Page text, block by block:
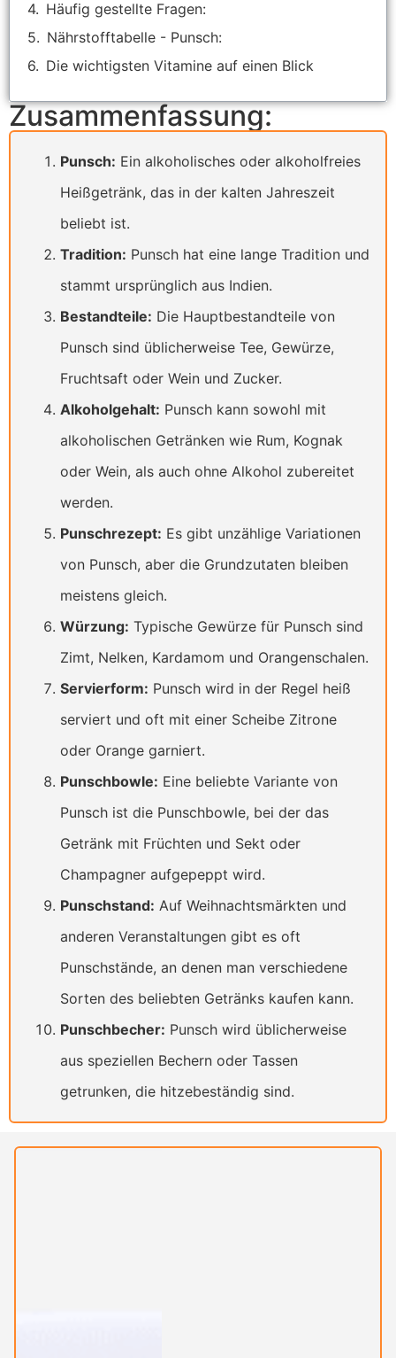
Häufig gestellte Fragen:
Nährstofftabelle - Punsch:
Die wichtigsten Vitamine auf einen Blick
Zusammenfassung:
Punsch: Ein alkoholisches oder alkoholfreies
Heißgetränk, das in der kalten Jahreszeit
beliebt ist.
Tradition: Punsch hat eine lange Tradition und
stammt ursprünglich aus Indien.
Bestandteile: Die Hauptbestandteile von
Punsch sind üblicherweise Tee, Gewürze,
Fruchtsaft oder Wein und Zucker.
Alkoholgehalt: Punsch kann sowohl mit
alkoholischen Getränken wie Rum, Kognak
oder Wein, als auch ohne Alkohol zubereitet
werden.
Punschrezept: Es gibt unzählige Variationen
von Punsch, aber die Grundzutaten bleiben
meistens gleich.
Würzung: Typische Gewürze für Punsch sind
Zimt, Nelken, Kardamom und Orangenschalen.
Servierform: Punsch wird in der Regel heiß
serviert und oft mit einer Scheibe Zitrone
oder Orange garniert.
Punschbowle: Eine beliebte Variante von
Punsch ist die Punschbowle, bei der das
Getränk mit Früchten und Sekt oder
Champagner aufgepeppt wird.
Punschstand: Auf Weihnachtsmärkten und
anderen Veranstaltungen gibt es oft
Punschstände, an denen man verschiedene
Sorten des beliebten Getränks kaufen kann.
Punschbecher: Punsch wird üblicherweise
aus speziellen Bechern oder Tassen
getrunken, die hitzebeständig sind.